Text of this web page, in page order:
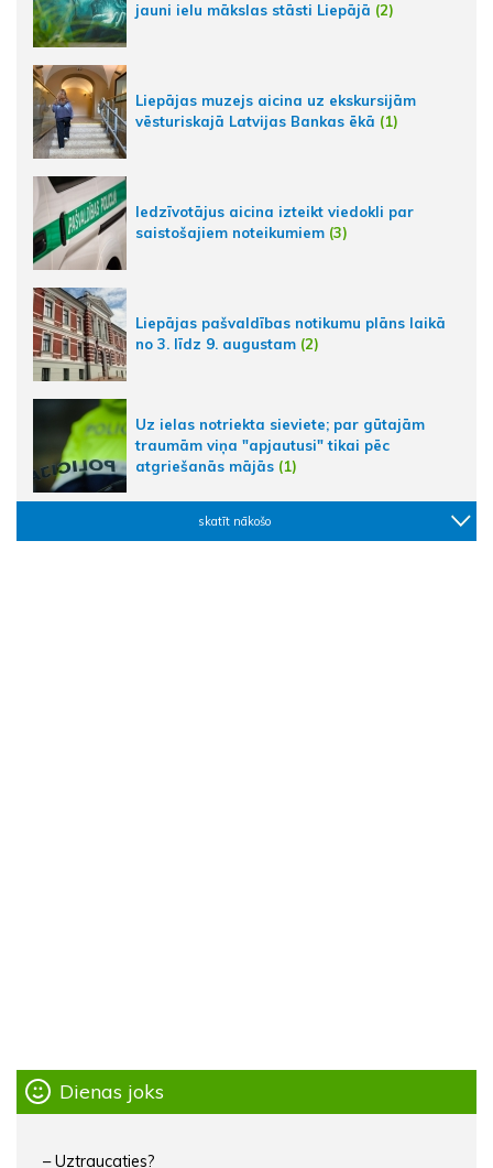
jauni ielu mākslas stāsti Liepājā (2)
Liepājas muzejs aicina uz ekskursijām
vēsturiskajā Latvijas Bankas ēkā (1)
Iedzīvotājus aicina izteikt viedokli par
saistošajiem noteikumiem (3)
Liepājas pašvaldības notikumu plāns laikā
no 3. līdz 9. augustam (2)
Uz ielas notriekta sieviete; par gūtajām
traumām viņa "apjautusi" tikai pēc
atgriešanās mājās (1)
skatīt nākošo
Dienas joks
– Uztraucaties?